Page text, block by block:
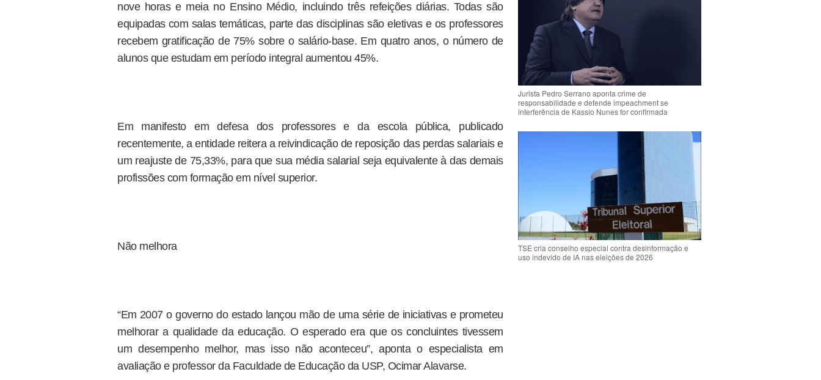
nove horas e meia no Ensino Médio, incluindo três refeições diárias. Todas são
equipadas com salas temáticas, parte das disciplinas são eletivas e os professores
recebem gratificação de 75% sobre o salário-base. Em quatro anos, o número de
alunos que estudam em período integral aumentou 45%.
Em manifesto em defesa dos professores e da escola pública, publicado
recentemente, a entidade reitera a reivindicação de reposição das perdas salariais e
um reajuste de 75,33%, para que sua média salarial seja equivalente à das demais
profissões com formação em nível superior.
Não melhora
“Em 2007 o governo do estado lançou mão de uma série de iniciativas e prometeu
melhorar a qualidade da educação. O esperado era que os concluintes tivessem
um desempenho melhor, mas isso não aconteceu”, aponta o especialista em
avaliação e professor da Faculdade de Educação da USP, Ocimar Alavarse.
Jurista Pedro Serrano aponta crime de
responsabilidade e defende impeachment se
interferência de Kassio Nunes for confirmada
TSE cria conselho especial contra desinformação e
uso indevido de IA nas eleições de 2026